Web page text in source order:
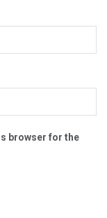
browser for the